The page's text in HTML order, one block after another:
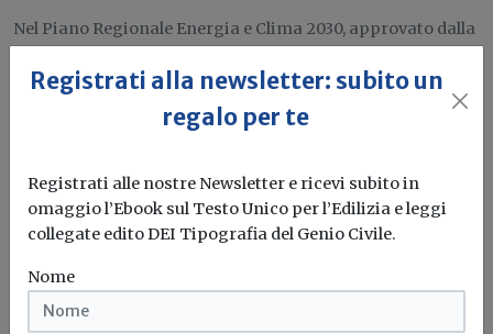
Nel Piano Regionale Energia e Clima 2030, approvato dalla
Marche
Comunità energetiche rinnovabili
...
Attualità
Senato
Registrati alla newsletter: subito un
regalo per te
Registrati alle nostre Newsletter e ricevi subito in
omaggio l’Ebook sul Testo Unico per l’Edilizia e leggi
collegate edito DEI Tipografia del Genio Civile.
Nome